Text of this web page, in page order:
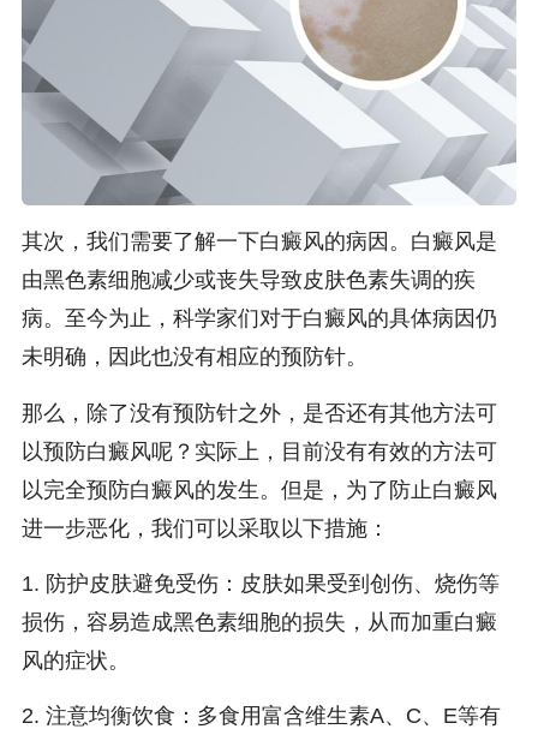
其次，我们需要了解一下白癜风的病因。白癜风是
由黑色素细胞减少或丧失导致皮肤色素失调的疾
病。至今为止，科学家们对于白癜风的具体病因仍
未明确，因此也没有相应的预防针。
那么，除了没有预防针之外，是否还有其他方法可
以预防白癜风呢？实际上，目前没有有效的方法可
以完全预防白癜风的发生。但是，为了防止白癜风
进一步恶化，我们可以采取以下措施：
1. 防护皮肤避免受伤：皮肤如果受到创伤、烧伤等
损伤，容易造成黑色素细胞的损失，从而加重白癜
风的症状。
2. 注意均衡饮食：多食用富含维生素A、C、E等有